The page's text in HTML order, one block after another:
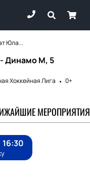
Юла...
Динамо М, 5
Хоккейная Лига
0+
МЕРОПРИЯТИЯ